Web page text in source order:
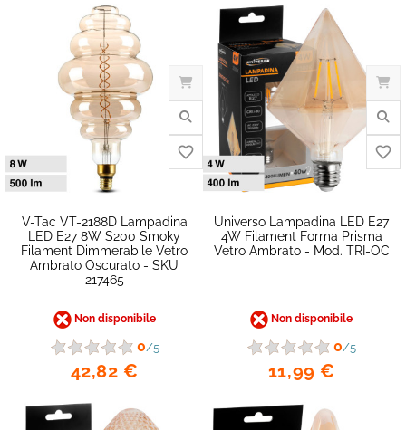
favorite_border
V-Tac VT-2188D Lampadina
LED E27 8W S200 Smoky
Filament Dimmerabile Vetro
Ambrato Oscurato - SKU
217465
Non disponibile
0/5
42,82 €
Universo Lampadina LED E27
4W Filament Forma Prisma
Vetro Ambrato - Mod. TRI-OC
Non disponibile
0/5
11,99 €